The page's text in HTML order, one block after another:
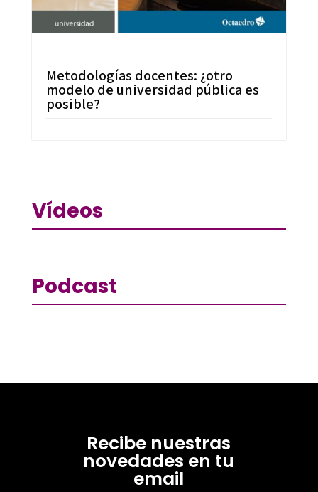
Metodologías docentes: ¿otro
modelo de universidad pública es
posible?
Vídeos
Podcast
Recibe nuestras
novedades en tu
email